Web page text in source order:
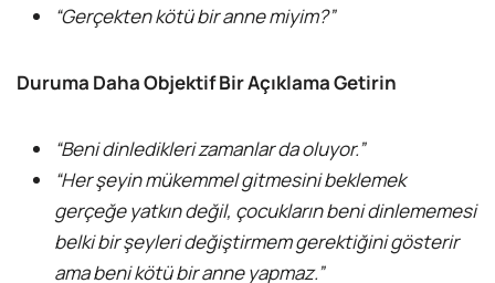
“Gerçekten kötü bir anne miyim?”
Duruma Daha Objektif Bir Açıklama Getirin
“Beni dinledikleri zamanlar da oluyor.”
“Her şeyin mükemmel gitmesini beklemek
gerçeğe yatkın değil, çocukların beni dinlememesi
belki bir şeyleri değiştirmem gerektiğini gösterir
ama beni kötü bir anne yapmaz.”